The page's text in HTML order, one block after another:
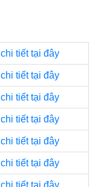
tiết tại đây
tiết tại đây
tiết tại đây
tiết tại đây
tiết tại đây
tiết tại đây
tiết tại đây